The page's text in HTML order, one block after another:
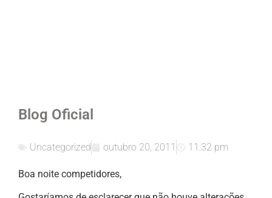
Blog Oficial
Uncategorized outubro 20, 2011 11:32 pm
Boa noite competidores,